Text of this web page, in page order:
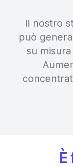
Il nostro
può
su